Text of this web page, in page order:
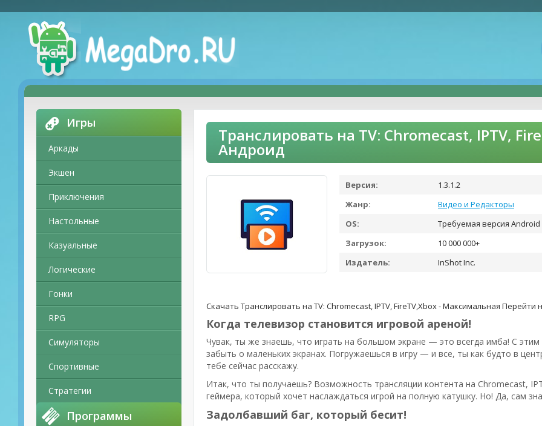
Игры
Аркады
Экшен
Приключения
Настольные
Казуальные
Логические
Гонки
RPG
Симуляторы
Спортивные
Стратегии
Программы
Tранслировать на TV: Chromecast, IPTV,
Андроид
Версия:
1.3.1.2
Жанр:
Видео и Редакторы
OS:
Требуемая версия
Загрузок:
10 000 000+
Издатель:
InShot Inc.
Скачать Tранслировать на TV: Chromecast, IPTV, FireTV,Xbox - Максимальная Перейти
Когда телевизор становится игровой ареной!
Чувак, ты же знаешь, что играть на большом экране — это всегда имба! С
забыть о маленьких экранах. Погружаешься в игру — и все, ты как будто в
тебе сейчас расскажу.
Итак, что ты получаешь? Возможность трансляции контента на Chromecast,
геймера, который хочет наслаждаться игрой на полную катушку. Но! Да, сам
Задолбавший баг, который бесит!